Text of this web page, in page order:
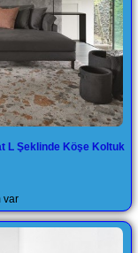
L Şeklinde Köşe Koltuk
var